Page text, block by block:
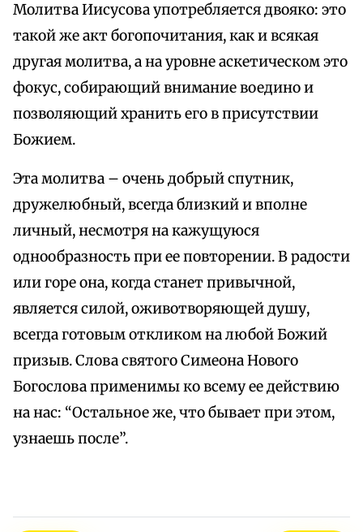
Молитва Иисусова употребляется двояко: это
такой же акт богопочитания, как и всякая
другая молитва, а на уровне аскетическом это
фокус, собирающий внимание воедино и
позволяющий хранить его в присутствии
Божием.
Эта молитва – очень добрый спутник,
дружелюбный, всегда близкий и вполне
личный, несмотря на кажущуюся
однообразность при ее повторении. В радости
или горе она, когда станет привычной,
является силой, оживотворяющей душу,
всегда готовым откликом на любой Божий
призыв. Слова святого Симеона Нового
Богослова применимы ко всему ее действию
на нас: “Остальное же, что бывает при этом,
узнаешь после”.